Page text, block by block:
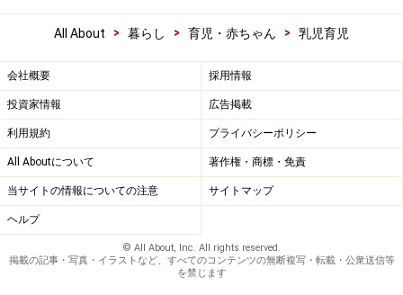
All About > 暮らし > 育児・赤ちゃん > 乳児育児
会社概要 採用情報
投資家情報 広告掲載
利用規約 プライバシーポリシー
All Aboutについて 著作権・商標・免責
当サイトの情報についての注意 サイトマップ
ヘルプ
© All About, Inc. All rights reserved.
掲載の記事・写真・イラストなど、すべてのコンテンツの無断複写・転載・公衆送信等
を禁じます